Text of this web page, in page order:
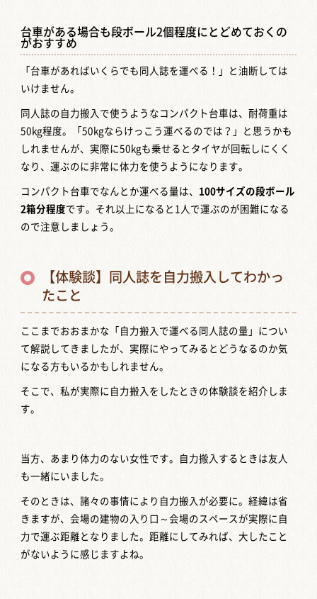
台車がある場合も段ボール2個程度にとどめておくの
がおすすめ
「台車があればいくらでも同人誌を運べる！」と油断しては
いけません。
同人誌の自力搬入で使うようなコンパクト台車は、耐荷重は
50kg程度。「50kgならけっこう運べるのでは？」と思うかも
しれませんが、実際に50kgも乗せるとタイヤが回転しにくく
なり、運ぶのに非常に体力を使うようになります。
コンパクト台車でなんとか運べる量は、 100サイズの段ボール
2箱分程度です。それ以上になると1人で運ぶのが困難になる
ので注意しましょう。
【体験談】同人誌を自力搬入してわかっ
たこと
ここまでおおまかな「自力搬入で運べる同人誌の量」につい
て解説してきましたが、実際にやってみるとどうなるのか気
になる方もいるかもしれません。
そこで、私が実際に自力搬入をしたときの体験談を紹介しま
す。
当方、あまり体力のない女性です。自力搬入するときは友人
も一緒にいました。
そのときは、諸々の事情により自力搬入が必要に。経緯は省
きますが、会場の建物の入り口～会場のスペースが実際に自
力で運ぶ距離となりました。距離にしてみれば、大したこと
がないように感じますよね。